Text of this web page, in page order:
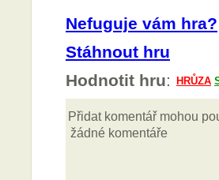
Nefuguje vám hra?
Stáhnout hru
Hodnotit hru: